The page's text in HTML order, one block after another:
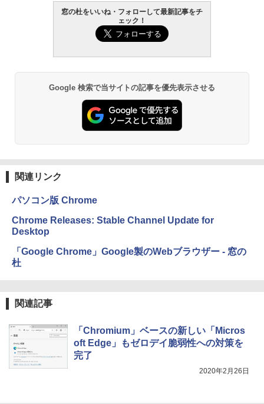
窓の杜をいいね・フォローして最新記事をチ
ェック！
Google 検索で当サイトの記事を優先表示させる
関連リンク
パソコン版 Chrome
Chrome Releases: Stable Channel Update for
Desktop
「Google Chrome」Google製のWebブラウザー - 窓の
杜
関連記事
「Chromium」ベースの新しい「Micros
oft Edge」もゼロデイ脆弱性への対策を
完了
2020年2月26日